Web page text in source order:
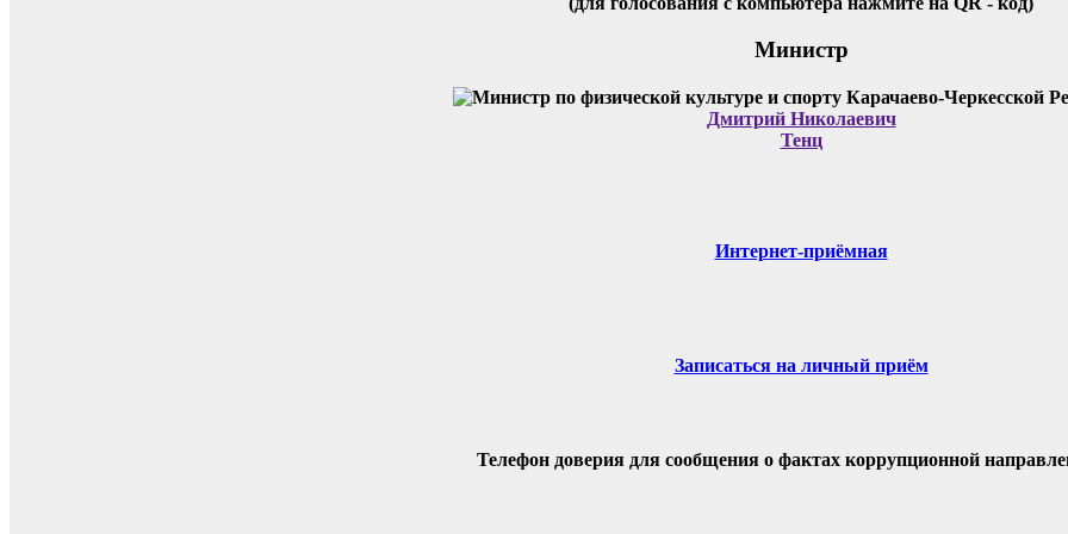
Министр
Дмитрий Николаевич
Тенц
Интернет-приёмная
Записаться на личный приём
Телефон доверия для сообщения о фактах коррупционной